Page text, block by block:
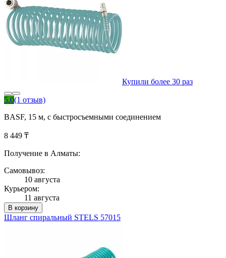
Купили более 30 раз
5.0(1 отзыв)
BASF, 15 м, с быстросъемными соединением
8 449 ₸
Получение в Алматы:
Самовывоз:
10 августа
Курьером:
11 августа
В корзину
Шланг спиральный STELS 57015